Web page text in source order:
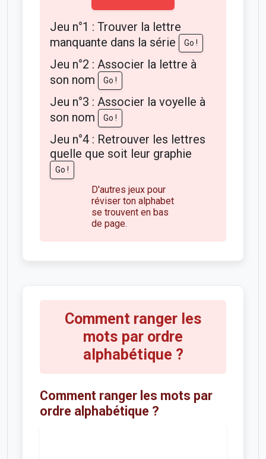
Jeu n°1 : Trouver la lettre
manquante dans la série
Go !
Jeu n°2 : Associer la lettre à
son nom
Go !
Jeu n°3 : Associer la voyelle à
son nom
Go !
Jeu n°4 : Retrouver les lettres
quelle que soit leur graphie
Go !
D'autres jeux pour
réviser ton alphabet
se trouvent en bas
de page.
Comment ranger les
mots par ordre
alphabétique ?
Comment ranger les mots par
ordre alphabétique ?